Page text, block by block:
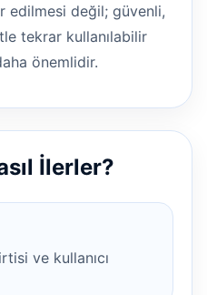
edilmesi değil; güvenli,
tekrar kullanılabilir
önemlidir.
İlerler?
ve kullanıcı